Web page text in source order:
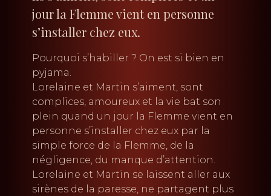
jour la Flemme vient en personne
s’installer chez eux.
Pourquoi s’habiller ? On est si bien en
pyjama.
Lorelaine et Martin s’aiment, sont
complices, amoureux et la vie bat son
plein quand un jour la Flemme vient en
personne s’installer chez eux par la
simple force de la Flemme, de la
négligence, du manque d’attention.
Lorelaine et Martin se laissent aller aux
sirènes de la paresse, ne partagent plus